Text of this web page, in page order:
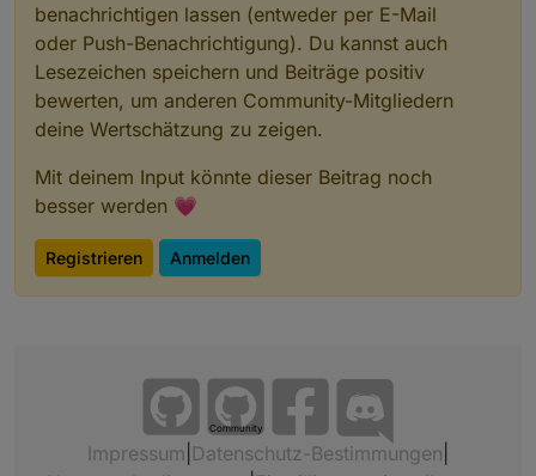
benachrichtigen lassen (entweder per E-Mail
oder Push-Benachrichtigung). Du kannst auch
Lesezeichen speichern und Beiträge positiv
bewerten, um anderen Community-Mitgliedern
deine Wertschätzung zu zeigen.
Mit deinem Input könnte dieser Beitrag noch
besser werden 💗
Registrieren Anmelden
Community
Impressum Datenschutz-Bestimmungen